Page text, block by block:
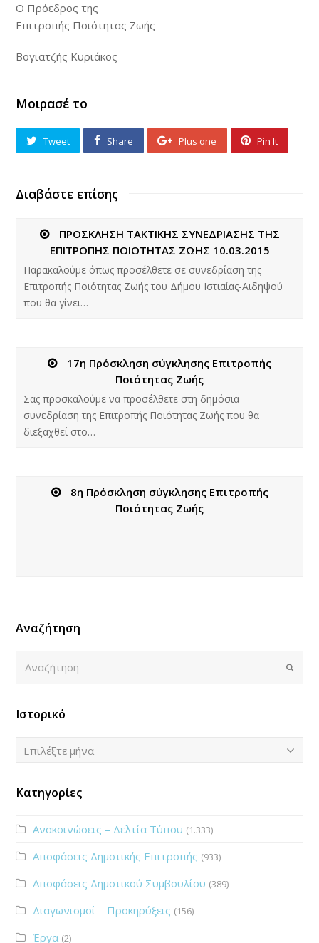
Ο Πρόεδρος της
Επιτροπής Ποιότητας Ζωής
Βογιατζής Κυριάκος
Μοιρασέ το
Tweet Share Plus one Pin It
Διαβάστε επίσης
ΠΡΟΣΚΛΗΣΗ ΤΑΚΤΙΚΗΣ ΣΥΝΕΔΡΙΑΣΗΣ ΤΗΣ
ΕΠΙΤΡΟΠΗΣ ΠΟΙΟΤΗΤΑΣ ΖΩΗΣ 10.03.2015
Παρακαλούμε όπως προσέλθετε σε συνεδρίαση της
Επιτροπής Ποιότητας Ζωής του Δήμου Ιστιαίας-Αιδηψού
που θα γίνει…
17η Πρόσκληση σύγκλησης Επιτροπής
Ποιότητας Ζωής
Σας προσκαλούμε να προσέλθετε στη δημόσια
συνεδρίαση της Επιτροπής Ποιότητας Ζωής που θα
διεξαχθεί στο…
8η Πρόσκληση σύγκλησης Επιτροπής
Ποιότητας Ζωής
Αναζήτηση
Submit
Ιστορικό
Ιστορικό
Επιλέξτε μήνα
Κατηγορίες
Ανακοινώσεις – Δελτία Τύπου (1.333)
Αποφάσεις Δημοτικής Επιτροπής (933)
Αποφάσεις Δημοτικού Συμβουλίου (389)
Διαγωνισμοί – Προκηρύξεις (156)
Έργα (2)